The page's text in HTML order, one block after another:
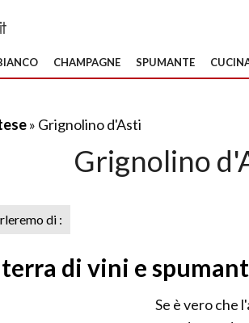
CHAMPAGNE SPUMANTE
» Grignolino d'Asti
Grignolino
di :
di vini e
Se è vero che